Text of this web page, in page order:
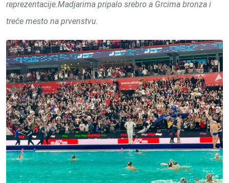
reprezentacije.Madjarima pripalo srebro a Grcima bronza i
treće mesto na prvenstvu.